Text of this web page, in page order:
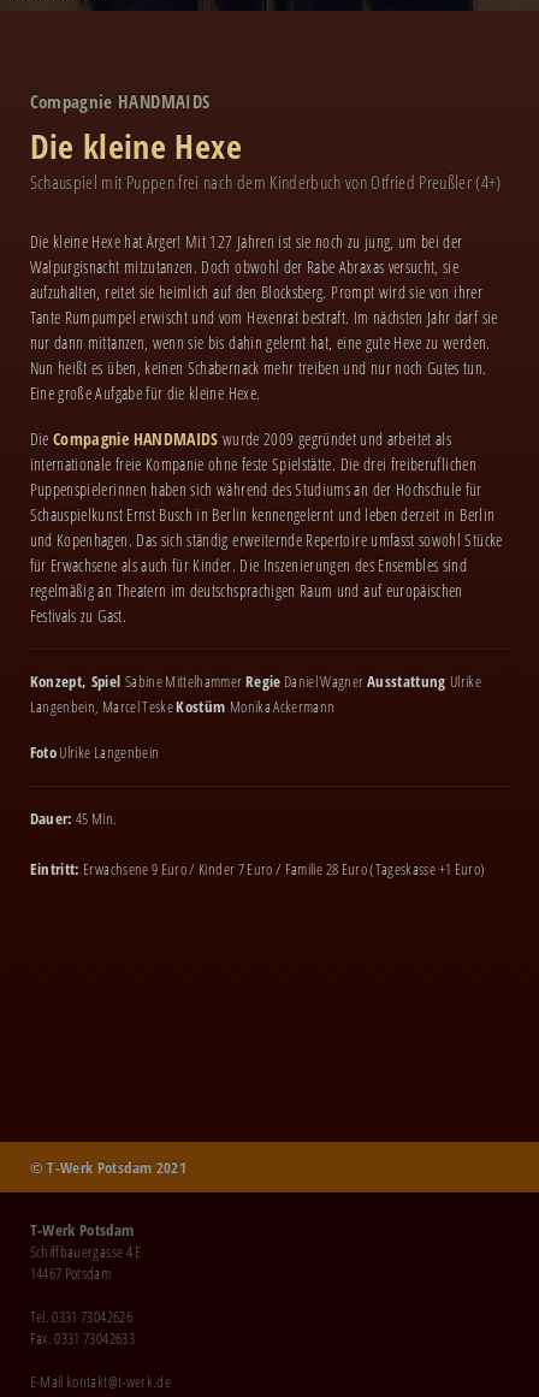
Compagnie HANDMAIDS
Die kleine Hexe
Schauspiel mit Puppen frei nach dem Kinderbuch von Otfried Preußler (4+)
Die kleine Hexe hat Ärger! Mit 127 Jahren ist sie noch zu jung, um bei der
Walpurgisnacht mitzutanzen. Doch obwohl der Rabe Abraxas versucht, sie
aufzuhalten, reitet sie heimlich auf den Blocksberg. Prompt wird sie von ihrer
Tante Rumpumpel erwischt und vom Hexenrat bestraft. Im nächsten Jahr darf sie
nur dann mittanzen, wenn sie bis dahin gelernt hat, eine gute Hexe zu werden.
Nun heißt es üben, keinen Schabernack mehr treiben und nur noch Gutes tun.
Eine große Aufgabe für die kleine Hexe.
DieCompagnie HANDMAIDS wurde 2009 gegründet und arbeitet als
internationale freie Kompanie ohne feste Spielstätte. Die drei freiberuflichen
Puppenspielerinnen haben sich während des Studiums an der Hochschule für
Schauspielkunst Ernst Busch in Berlin kennengelernt und leben derzeit in Berlin
und Kopenhagen. Das sich ständig erweiternde Repertoire umfasst sowohl Stücke
für Erwachsene als auch für Kinder. Die Inszenierungen des Ensembles sind
regelmäßig an Theatern im deutschsprachigen Raum und auf europäischen
Festivals zu Gast.
Konzept, Spiel Sabine MittelhammerRegie Daniel WagnerAusstattung Ulrike
Langenbein, Marcel TeskeKostüm Monika Ackermann
FotoUlrike Langenbein
Dauer: 45 Min.
Eintritt: Erwachsene 9 Euro / Kinder 7 Euro / Familie 28 Euro (Tageskasse +1 Euro)
© T-Werk Potsdam 2021
T-Werk Potsdam
Schiffbauergasse 4 E
14467 Potsdam
Tel. 0331 73042626
Fax. 0331 73042633
E-Mail kontakt@t-werk.de